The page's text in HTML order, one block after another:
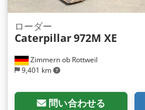
Zimmern ob Rottweil
9,401 km
ローダー
Caterpillar972M XE
問い合わせる